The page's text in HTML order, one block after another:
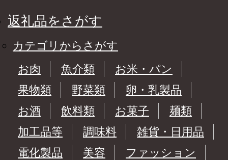
返礼品をさがす
カテゴリからさがす
お肉
魚介類
お米・パン
果物類
野菜類
卵・乳製品
お酒
飲料類 お菓子
麺類
加工品等
調味料
雑貨・日用品
電化製品
美容
ファッション